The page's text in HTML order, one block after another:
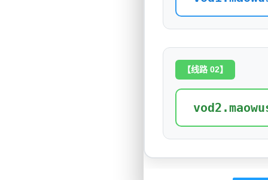
【线路 02】